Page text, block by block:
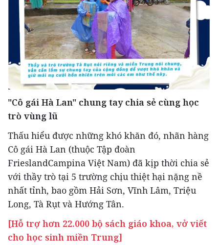
"Cô gái Hà Lan" chung tay chia sẻ cùng học
trò vùng lũ
Thấu hiểu được những khó khăn đó, nhãn hàng
Cô gái Hà Lan (thuộc Tập đoàn
FrieslandCampina Việt Nam) đã kịp thời chia sẻ
với thầy trò tại 5 trường chịu thiệt hại nặng nề
nhất tỉnh, bao gồm Hải Sơn, Vĩnh Lâm, Triệu
Long, Tà Rụt và Hướng Tân.
[Hỗ trợ hơn 22.000 bộ sách giáo khoa, vở viết
cho học sinh miền Trung]